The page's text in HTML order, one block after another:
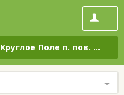
Круглое Поле п. пов. на